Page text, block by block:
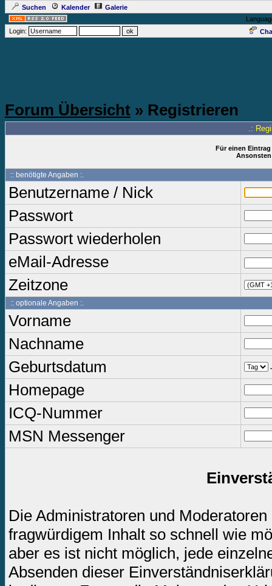
Suchen Kalender
Galerie
Login:
Forum Übersicht » Registrieren
.:
Für einen
:: benötigte Angaben :.
Benutzername / Nick
Passwort
Passwort wiederholen
eMail-Adresse
Zeitzone
:: optionale Angaben :.
Vorname
Nachname
Geburtsdatum
.
Homepage
ICQ-Nummer
MSN Messenger
Die Administratoren und
fragwürdigem Inhalt so schnell wie
aber es ist nicht möglich, jede
Absenden dieser